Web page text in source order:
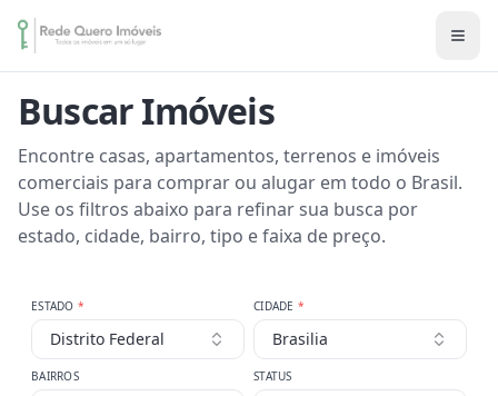
Buscar Imóveis
Encontre casas, apartamentos, terrenos e imóveis
comerciais para comprar ou alugar em todo o Brasil.
Use os filtros abaixo para refinar sua busca por
estado, cidade, bairro, tipo e faixa de preço.
ESTADO *
Distrito Federal
CIDADE *
Brasilia
BAIRROS STATUS